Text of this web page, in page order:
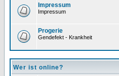
Impressum
Impressum
Progerie
Gendefekt - Krankheit
Wer ist online?